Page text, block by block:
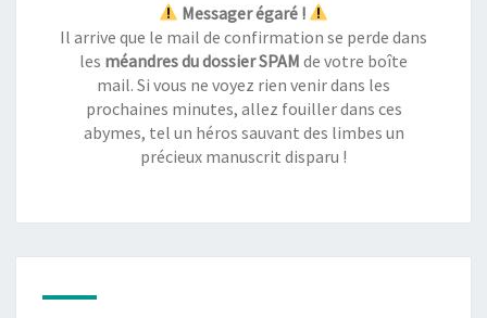
Messager égaré !
Il arrive que le mail de confirmation se perde dans
les méandres du dossier SPAM de votre boîte
mail. Si vous ne voyez rien venir dans les
prochaines minutes, allez fouiller dans ces
abymes, tel un héros sauvant des limbes un
précieux manuscrit disparu !